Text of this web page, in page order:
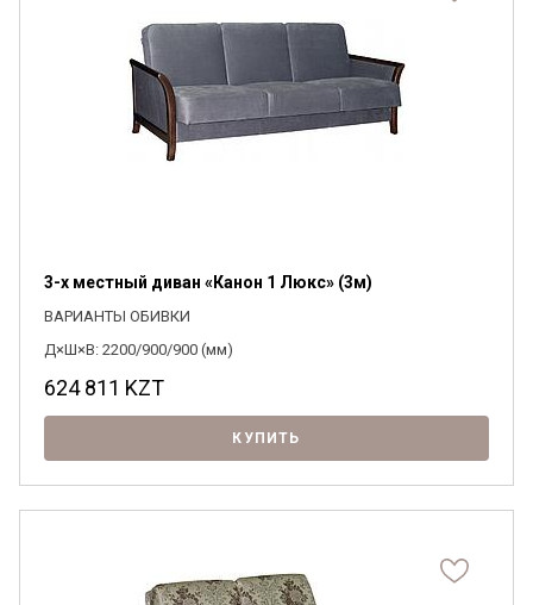
3-х местный диван «Канон 1 Люкс» (3м)
ВАРИАНТЫ ОБИВКИ
Д×Ш×В: 2200/900/900 (мм)
624 811 KZT
КУПИТЬ